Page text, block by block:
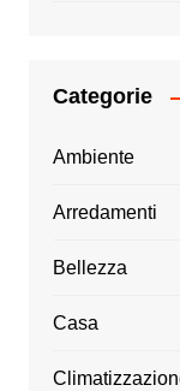
Categorie
Ambiente
Arredamenti
Bellezza
Casa